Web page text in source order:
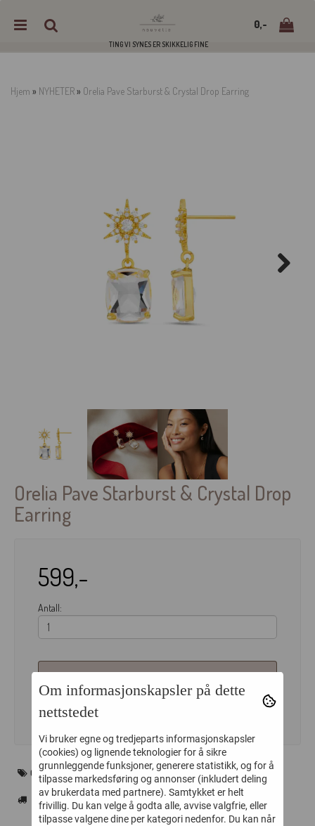
0,-
TING VI SYNES ER SKIKKELIG FINE
Hjem » NYHETER» Orelia Pave Starburst & Crystal Drop Earring
Orelia Pave Starburst & Crystal Drop
Earring
599,-
Antall:
ORELIA
Om informasjonskapsler på dette
nettstedet
Vi bruker egne og tredjeparts informasjonskapsler
(cookies) og lignende teknologier for å sikre
grunnleggende funksjoner, generere statistikk, og for å
tilpasse markedsføring og annonser (inkludert deling
av brukerdata med partnere). Samtykket er helt
frivillig. Du kan velge å godta alle, avvise valgfrie, eller
tilpasse valgene dine per kategori nedenfor. Du kan når